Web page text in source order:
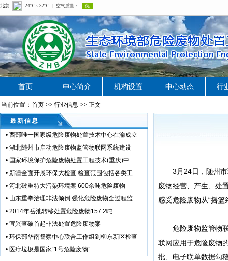
首页 中心简介 机构设置 中心动态 行
当前位置：首页 >> 行业信息 >> 正文
最新信息
• 西部唯一国家级危险废物处置技术中心在渝成立
• 湖北随州市启动危险废物监管物联网系统建设
• 国家环境保护危险废物处置工程技术(重庆)中
• 新疆全面开展环保大检查 检查范围包括各类工
• 河北破重特大污染环境案 600余吨危险废物
• 山东重拳治理非法倾倒 强化危险废物全过程监
• 2014年岳池转移处置危险废物157.2吨
• 宜兴查破首起非法处置危险废物案
• 环保部华南督察中心联合工作组到柳东新区检查
• 医疗垃圾是国家“1号危险废物”
3月24日，随州市
废物经营、产生、处
感受危险废物从“摇
危险废物监管物联
联网应用于危险废物
批、电子联单数据勾